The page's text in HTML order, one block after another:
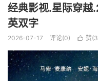
经典影视.星际穿
英双字
2026-07-17 评论(0)  赞(3